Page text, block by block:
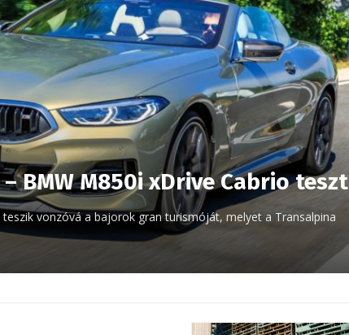
BMW M850i xDrive Cabrio teszt
vonzóvá a bajorok gran turismóját, melyet a Transalpina